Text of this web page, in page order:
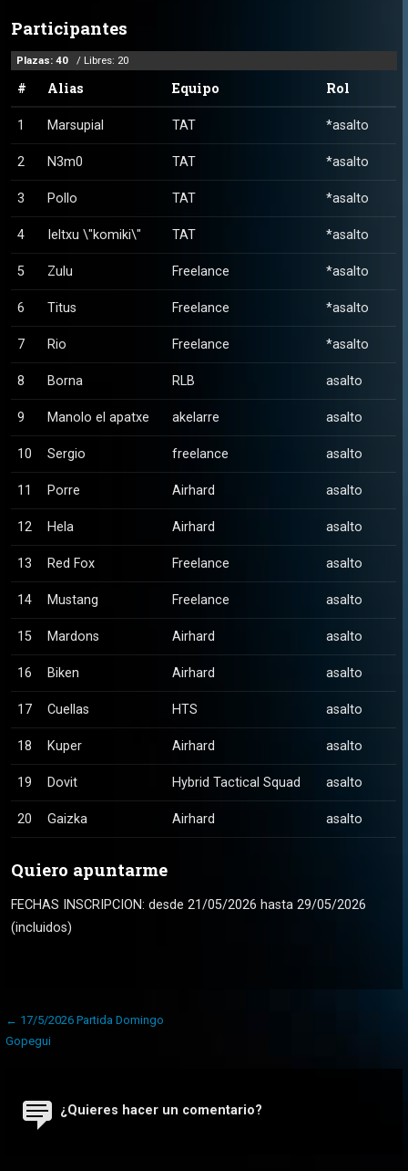
Participantes
Plazas: 40 / Libres: 20
# Alias Equipo Rol
1 Marsupial TAT *asalto
2 N3m0 TAT *asalto
3 Pollo TAT *asalto
4 Ieltxu \"komiki\" TAT *asalto
5 Zulu Freelance *asalto
6 Titus Freelance *asalto
7 Rio Freelance *asalto
8 Borna RLB asalto
9 Manolo el apatxe akelarre asalto
10 Sergio freelance asalto
11 Porre Airhard asalto
12 Hela Airhard asalto
13 Red Fox Freelance asalto
14 Mustang Freelance asalto
15 Mardons Airhard asalto
16 Biken Airhard asalto
17 Cuellas HTS asalto
18 Kuper Airhard asalto
19 Dovit Hybrid Tactical Squad asalto
20 Gaizka Airhard asalto
Quiero apuntarme
FECHAS INSCRIPCION: desde 21/05/2026 hasta 29/05/2026
(incluidos)
Navegación
de
← 17/5/2026 Partida Domingo
Gopegui
¿Quieres hacer un comentario?